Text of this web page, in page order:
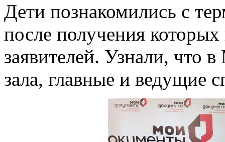
Дети познакомились с
после получения
заявителей. Узнали, что
зала, главные и ведущие